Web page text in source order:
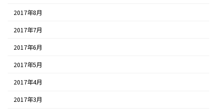
2017年8月
2017年7月
2017年6月
2017年5月
2017年4月
2017年3月